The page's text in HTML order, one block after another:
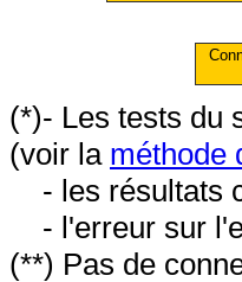
(*)- Les tests du
(voir la méthode
- les résultats
- l'erreur sur
(**) Pas de